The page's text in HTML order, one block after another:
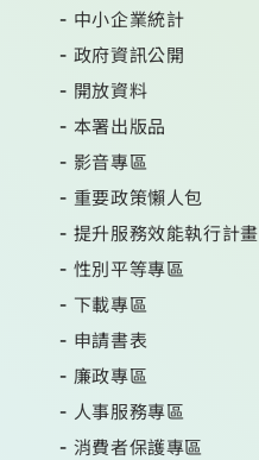
中小企業統計
政府資訊公開
開放資料
本署出版品
影音專區
重要政策懶人包
提升服務效能執行計畫
性別平等專區
下載專區
申請書表
廉政專區
人事服務專區
消費者保護專區